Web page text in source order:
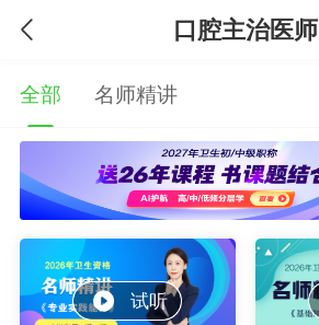
口腔主治医师
全部 名师精讲
试听